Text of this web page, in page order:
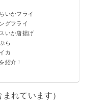
いかフライ
量など】
栄養成分
グフライ
量など】
養成分
いか唐揚げ
量など】
養成分
ら
】
カ
】
紹介！
れています）